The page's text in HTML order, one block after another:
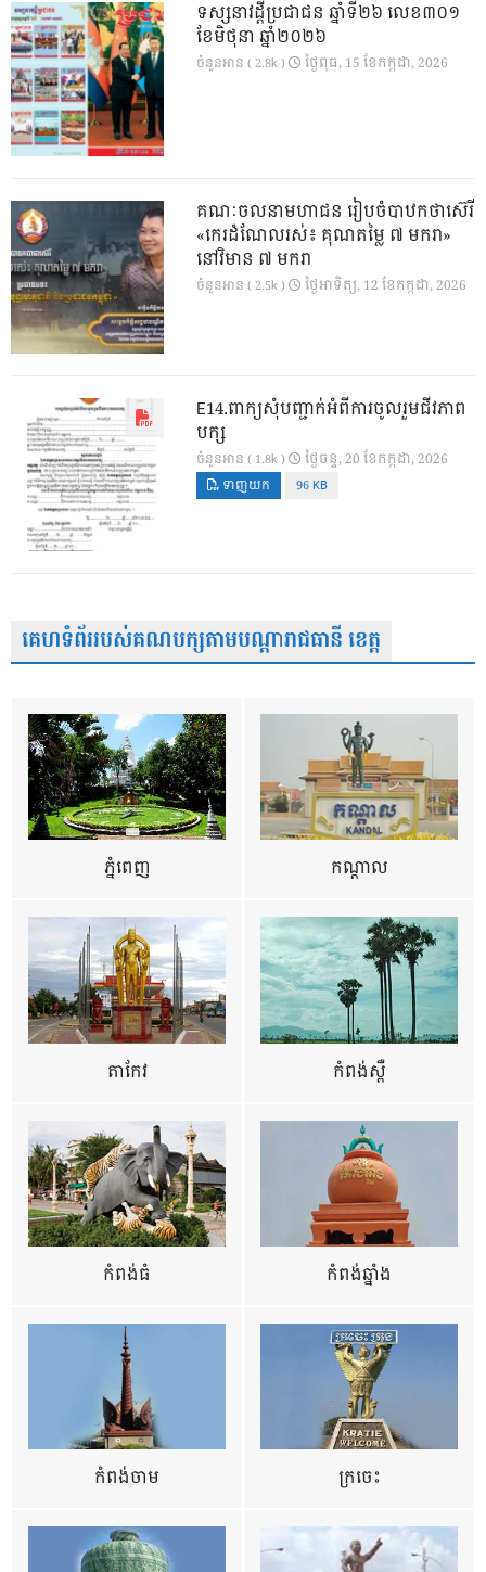
ទស្សនាវដ្ដីប្រជាជន ឆ្នាំទី២៦ លេខ៣០១
ខែមិថុនា ឆ្នាំ២០២៦
ចំនួនអាន ( 2.8k ) ថ្ងៃ​ពុធ, 15 ខែ​កក្កដា, 2026
គណៈចលនាមហាជន រៀបចំបាឋកថាស៊េរី
«កេរដំណែលរស់៖ គុណតម្លៃ ៧ មករា»
នៅវិមាន ៧ មករា
ចំនួនអាន ( 2.5k ) ថ្ងៃ​អាទិត្យ, 12 ខែ​កក្កដា, 2026
E14.ពាក្យសុំបញ្ជាក់អំពីការចូលរួមជីវភាព
បក្ស
ចំនួនអាន ( 1.8k ) ថ្ងៃ​ចន្ទ, 20 ខែ​កក្កដា, 2026
ទាញយក 96 KB
គេហទំព័ររបស់គណបក្សតាមបណ្តារាជធានី ខេត្ត
ភ្នំពេញ កណ្តាល
តាកែវ កំពង់ស្ពឺ
កំពង់ធំ កំពង់ឆ្នាំង
កំពង់ចាម ក្រចេះ